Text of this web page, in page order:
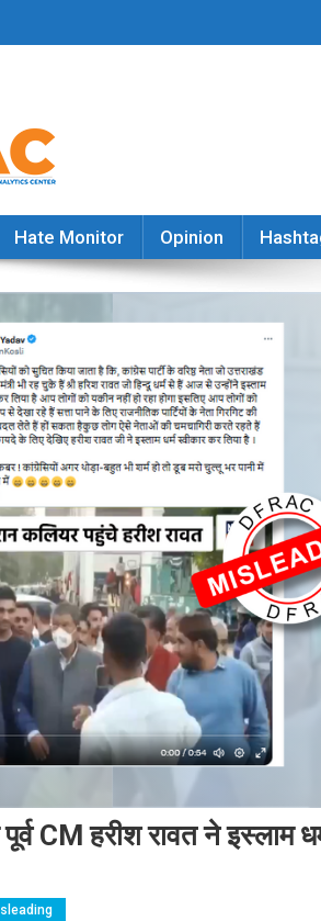
Analytics Center
Hate Monitor Opinion
CM हरीश रावत ने इस्लाम